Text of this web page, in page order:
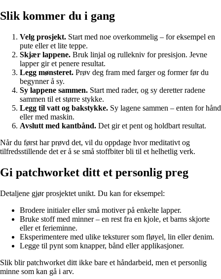
Slik kommer du i gang
Velg prosjekt. Start med noe overkommelig – for eksempel en
pute eller et lite teppe.
Skjær lappene. Bruk linjal og rullekniv for presisjon. Jevne
lapper gir et penere resultat.
Legg mønsteret. Prøv deg fram med farger og former før du
begynner å sy.
Sy lappene sammen. Start med rader, og sy deretter radene
sammen til et større stykke.
Legg til vatt og bakstykke. Sy lagene sammen – enten for hånd
eller med maskin.
Avslutt med kantbånd. Det gir et pent og holdbart resultat.
Når du først har prøvd det, vil du oppdage hvor meditativt og
tilfredsstillende det er å se små stoffbiter bli til et helhetlig verk.
Gi patchworket ditt et personlig preg
Detaljene gjør prosjektet unikt. Du kan for eksempel:
Brodere initialer eller små motiver på enkelte lapper.
Bruke stoff med minner – en rest fra en kjole, et barns skjorte
eller et ferieminne.
Eksperimentere med ulike teksturer som fløyel, lin eller denim.
Legge til pynt som knapper, bånd eller applikasjoner.
Slik blir patchworket ditt ikke bare et håndarbeid, men et personlig
minne som kan gå i arv.